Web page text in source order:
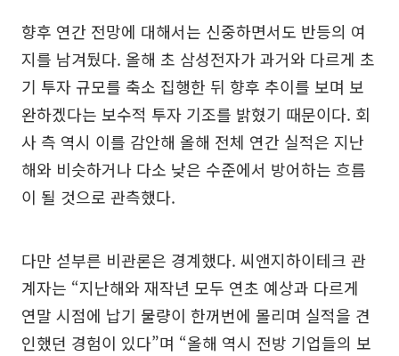
향후 연간 전망에 대해서는 신중하면서도 반등의 여
지를 남겨뒀다. 올해 초 삼성전자가 과거와 다르게 초
기 투자 규모를 축소 집행한 뒤 향후 추이를 보며 보
완하겠다는 보수적 투자 기조를 밝혔기 때문이다. 회
사 측 역시 이를 감안해 올해 전체 연간 실적은 지난
해와 비슷하거나 다소 낮은 수준에서 방어하는 흐름
이 될 것으로 관측했다.
다만 섣부른 비관론은 경계했다. 씨앤지하이테크 관
계자는 “지난해와 재작년 모두 연초 예상과 다르게
연말 시점에 납기 물량이 한꺼번에 몰리며 실적을 견
인했던 경험이 있다”며 “올해 역시 전방 기업들의 보